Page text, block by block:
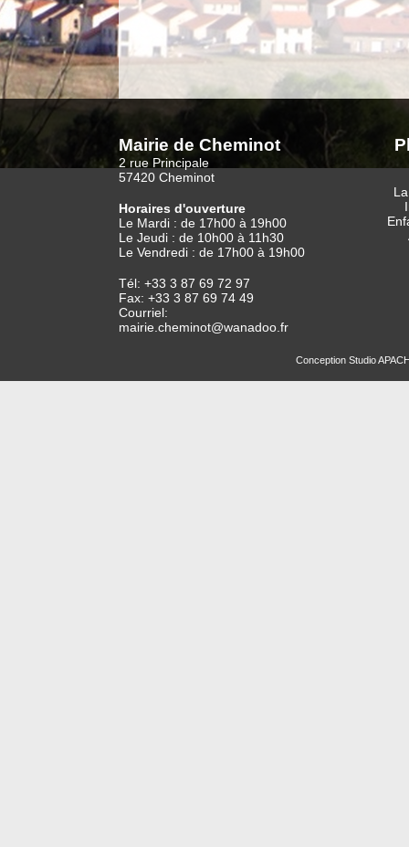
Mairie de Cheminot
2 rue Principale
57420 Cheminot
Horaires d'ouverture
Le Mardi : de 17h00 à 19h00
Le Jeudi : de 10h00 à 11h30
Le Vendredi : de 17h00 à 19h00
Tél: +33 3 87 69 72 97
Fax: +33 3 87 69 74 49
Courriel:
mairie.cheminot@wanadoo.fr
Conception Studio